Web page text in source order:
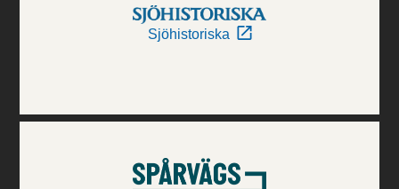
Sjöhistoriska